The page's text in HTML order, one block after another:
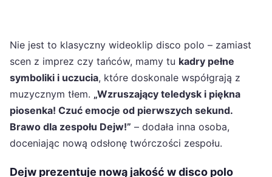
Nie jest to klasyczny wideoklip disco polo – zamiast
scen z imprez czy tańców, mamy tu kadry pełne
symboliki i uczucia, które doskonale współgrają z
muzycznym tłem. „Wzruszający teledysk i piękna
piosenka! Czuć emocje od pierwszych sekund.
Brawo dla zespołu Dejw!” – dodała inna osoba,
doceniając nową odsłonę twórczości zespołu.
Dejw prezentuje nową jakość w disco polo